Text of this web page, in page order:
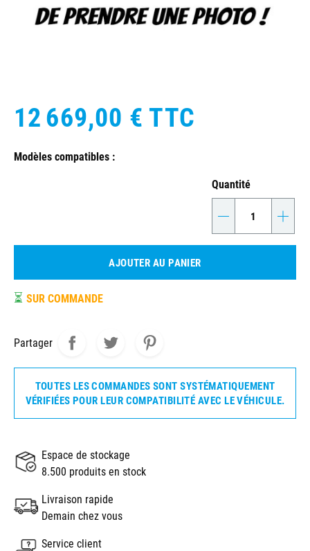
12 669,00 € TTC
Modèles compatibles :
Quantité
- +
AJOUTER AU PANIER
⏳ SUR COMMANDE
Partager
TOUTES LES COMMANDES SONT SYSTÉMATIQUEMENT
VÉRIFIÉES POUR LEUR COMPATIBILITÉ AVEC LE VÉHICULE.
Espace de stockage
8.500 produits en stock
Livraison rapide
Demain chez vous
Service client